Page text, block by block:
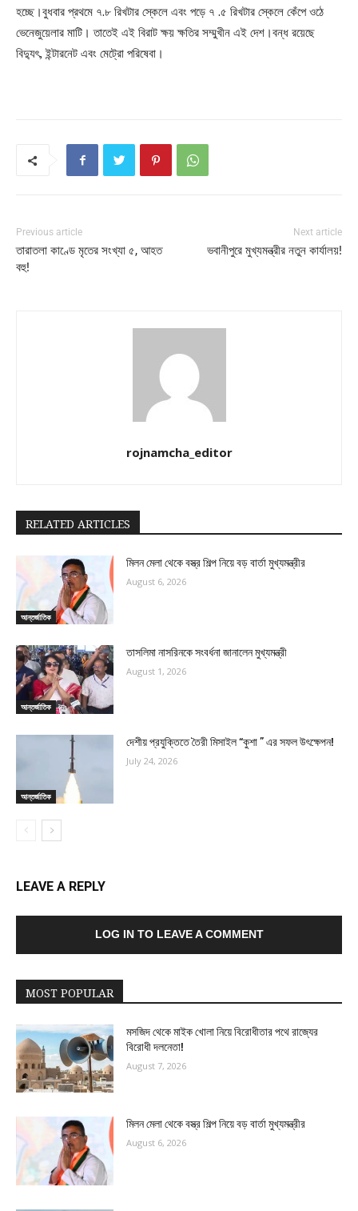
হচ্ছে।বুধবার প্রথমে ৭.৮ রিখটার স্কেলে এবং পড়ে ৭ .৫ রিখটার স্কেলে কেঁপে ওঠে
ভেনেজুয়েলার মাটি। তাতেই এই বিরাট ক্ষয় ক্ষতির সম্মুখীন এই দেশ।বন্ধ রয়েছে
বিদ্যুৎ, ইন্টারনেট এবং মেট্রো পরিষেবা।
Previous article
তারাতলা কাণ্ডে মৃতের সংখ্যা ৫, আহত
বহু!
Next article
ভবানীপুরে মুখ্যমন্ত্রীর নতুন কার্যালয়!
rojnamcha_editor
RELATED ARTICLES
আন্তর্জাতিক
মিলন মেলা থেকে বস্ত্র শিল্প নিয়ে বড় বার্তা মুখ্যমন্ত্রীর
August 6, 2026
আন্তর্জাতিক
তাসলিমা নাসরিনকে সংবর্ধনা জানালেন মুখ্যমন্ত্রী
August 1, 2026
আন্তর্জাতিক
দেশীয় প্রযুক্তিতে তৈরী মিসাইল “কুশা ” এর সফল উৎক্ষেপন!
July 24, 2026
LEAVE A REPLY
LOG IN TO LEAVE A COMMENT
MOST POPULAR
মসজিদ থেকে মাইক খোলা নিয়ে বিরোধীতার পথে রাজ্যের
বিরোধী দলনেতা!
August 7, 2026
মিলন মেলা থেকে বস্ত্র শিল্প নিয়ে বড় বার্তা মুখ্যমন্ত্রীর
August 6, 2026